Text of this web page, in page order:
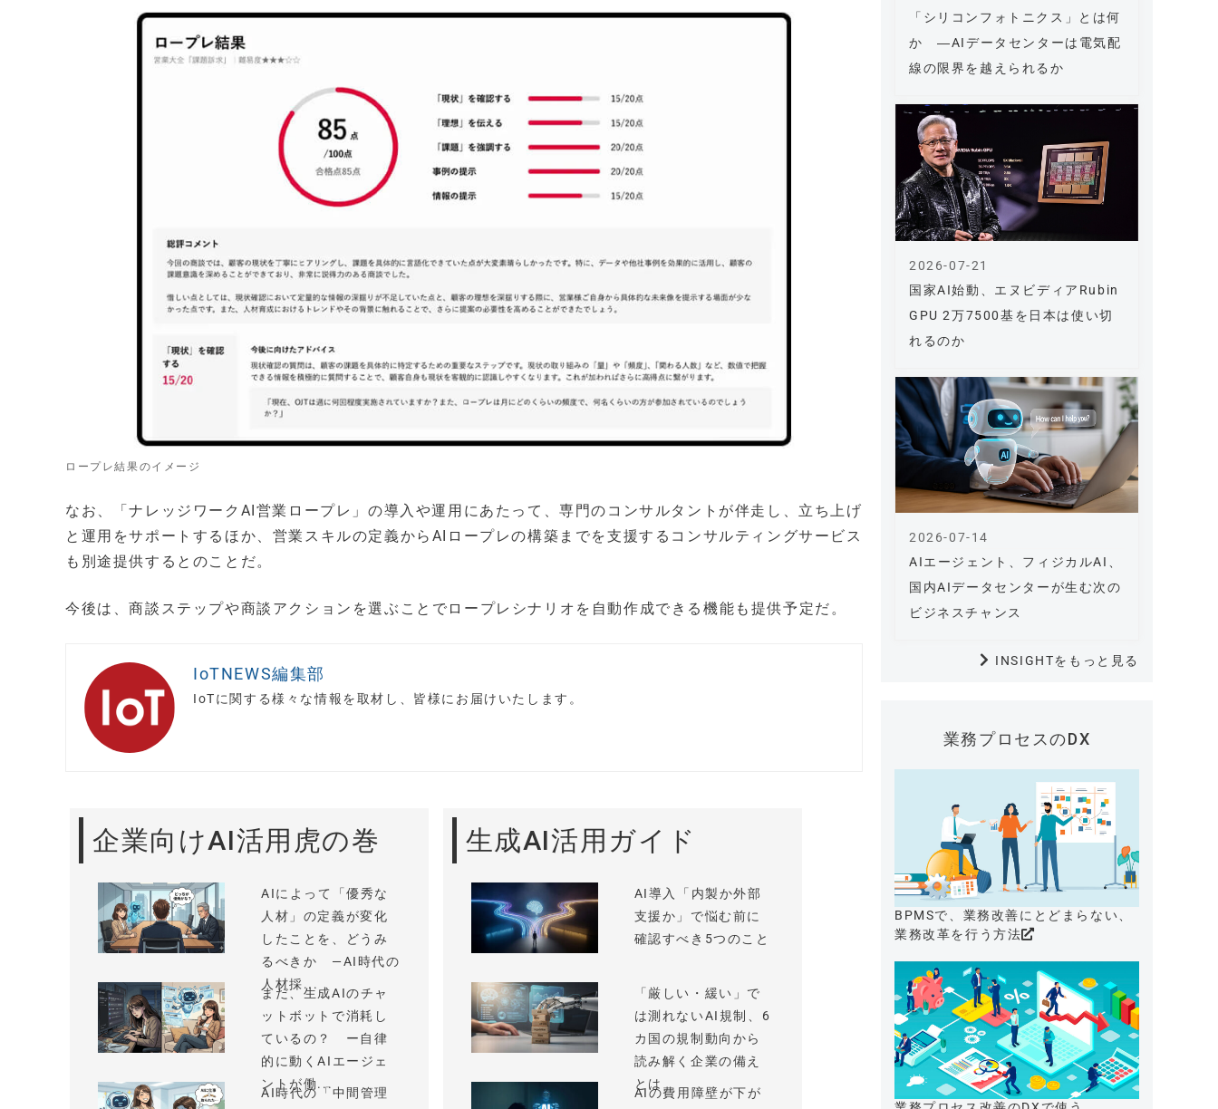
ロープレ結果のイメージ
なお、「ナレッジワークAI営業ロープレ」の導入や運用にあたって、専門のコンサルタントが伴走し、立ち上げ
と運用をサポートするほか、営業スキルの定義からAIロープレの構築までを支援するコンサルティングサービス
も別途提供するとのことだ。
今後は、商談ステップや商談アクションを選ぶことでロープレシナリオを自動作成できる機能も提供予定だ。
IoTNEWS編集部
IoTに関する様々な情報を取材し、皆様にお届けいたします。
企業向けAI活用虎の巻
AIによって「優秀な
人材」の定義が変化
したことを、どうみ
るべきか —AI時代の
人材採...
まだ、生成AIのチャ
ットボットで消耗し
ているの？ ー自律
的に動くAIエージェ
ントが働...
AI時代の「中間管理
生成AI活用ガイド
AI導入「内製か外部
支援か」で悩む前に
確認すべき5つのこと
「厳しい・緩い」で
は測れないAI規制、6
カ国の規制動向から
読み解く企業の備え
とは
AIの費用障壁が下が
「シリコンフォトニクス」とは何
か ―AIデータセンターは電気配
線の限界を越えられるか
国家AI始動、エヌビディアRubin
GPU 2万7500基を日本は使い切
れるのか
2026-07-21
AIエージェント、フィジカルAI、
国内AIデータセンターが生む次の
ビジネスチャンス
2026-07-14
INSIGHTをもっと見る
業務プロセスのDX
BPMSで、業務改善にとどまらない、
業務改革を行う方法